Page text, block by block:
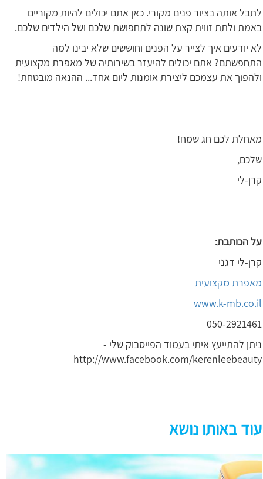
לתבל אותה בציור פנים מקורי. כאן אתם יכולים להיות מקוריים
באמת ולתת זווית קצת שונה לתחפושת שלכם ושל הילדים שלכם.
לא יודעים איך לצייר על הפנים וחוששים שלא יבינו למה
התחפשתם? אתם יכולים להיעזר בשירותיה של מאפרת מקצועית
ולהפוך את עצמכם ליצירת אומנות ליום אחד... ההנאה מובטחת!
מאחלת לכם חג שמח!
שלכם,
קרן-לי
על הכותבת:
קרן-לי דגני
מאפרת מקצועית
www.k-mb.co.il
050-2921461
ניתן להתייעץ איתי בעמוד הפייסבוק שלי -
http://www.facebook.com/kerenleebeauty
עוד באותו נושא